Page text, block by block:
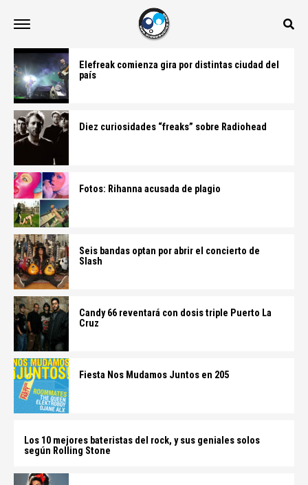
Elefreak comienza gira por distintas ciudad del
país
Diez curiosidades “freaks” sobre Radiohead
Fotos: Rihanna acusada de plagio
Seis bandas optan por abrir el concierto de
Slash
Candy 66 reventará con dosis triple Puerto La
Cruz
Fiesta Nos Mudamos Juntos en 205
Los 10 mejores bateristas del rock, y sus geniales solos
según Rolling Stone